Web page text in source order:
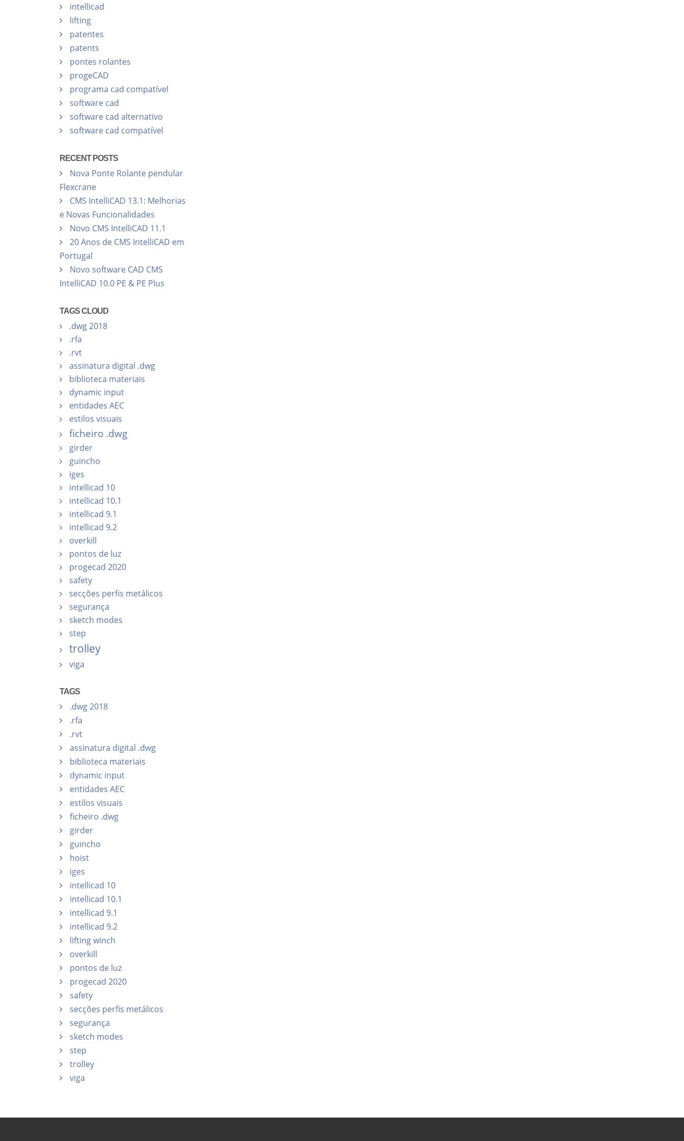
intellicad
lifting
patentes
patents
pontes rolantes
progeCAD
programa cad compatível
software cad
software cad alternativo
software cad compatível
RECENT POSTS
Nova Ponte Rolante pendular
Flexcrane
CMS IntelliCAD 13.1: Melhorias
e Novas Funcionalidades
Novo CMS IntelliCAD 11.1
20 Anos de CMS IntelliCAD em
Portugal
Novo software CAD CMS
IntelliCAD 10.0 PE & PE Plus
TAGS CLOUD
.dwg 2018
.rfa
.rvt
assinatura digital .dwg
biblioteca materiais
dynamic input
entidades AEC
estilos visuais
ficheiro .dwg
girder
guincho
iges
intellicad 10
intellicad 10.1
intellicad 9.1
intellicad 9.2
overkill
pontos de luz
progecad 2020
safety
secções perfis metálicos
segurança
sketch modes
step
trolley
viga
TAGS
.dwg 2018
.rfa
.rvt
assinatura digital .dwg
biblioteca materiais
dynamic input
entidades AEC
estilos visuais
ficheiro .dwg
girder
guincho
hoist
iges
intellicad 10
intellicad 10.1
intellicad 9.1
intellicad 9.2
lifting winch
overkill
pontos de luz
progecad 2020
safety
secções perfis metálicos
segurança
sketch modes
step
trolley
viga